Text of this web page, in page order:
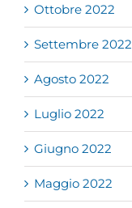
Ottobre 2022
Settembre 2022
Agosto 2022
Luglio 2022
Giugno 2022
Maggio 2022